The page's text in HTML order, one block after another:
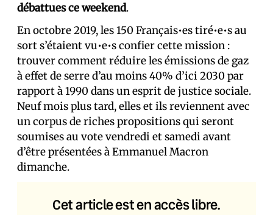
débattues ce weekend.
En octobre 2019, les 150 Français•es tiré•e•s au
sort s’étaient vu•e•s confier cette mission :
trouver comment réduire les émissions de gaz
à effet de serre d’au moins 40% d’ici 2030 par
rapport à 1990 dans un esprit de justice sociale.
Neuf mois plus tard, elles et ils reviennent avec
un corpus de riches propositions qui seront
soumises au vote vendredi et samedi avant
d’être présentées à Emmanuel Macron
dimanche.
Cet article est en accès libre.